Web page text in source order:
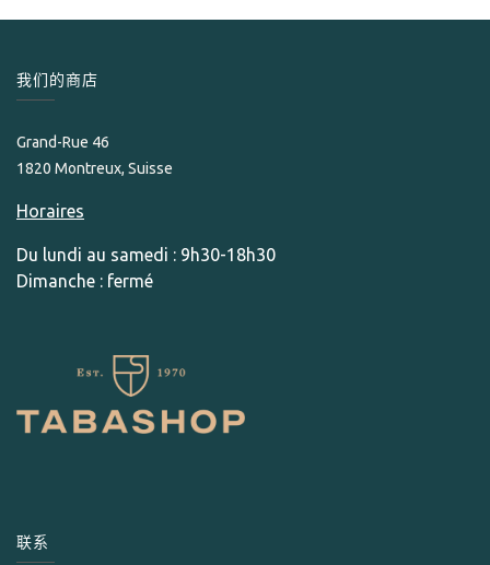
我们的商店
Grand-Rue 46
1820 Montreux, Suisse
Horaires
Du lundi au samedi : 9h30-18h30
Dimanche : fermé
联系